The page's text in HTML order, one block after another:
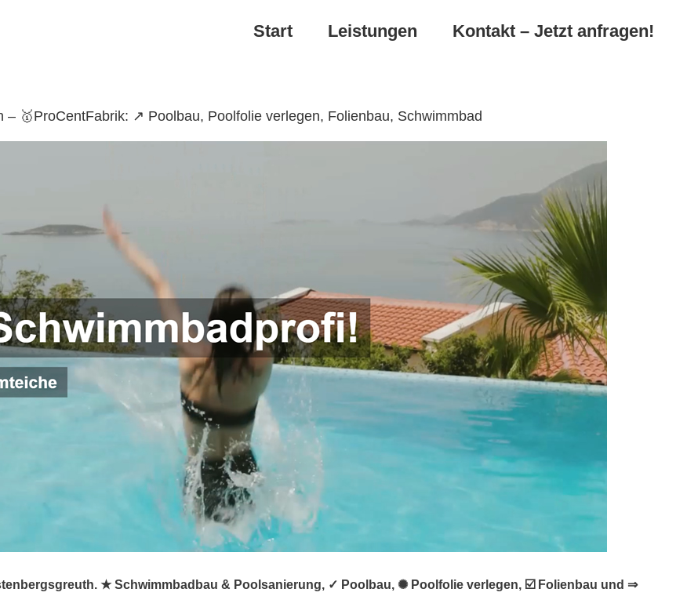
Start Leistungen Kontakt – Jetzt anfragen!
🥇ProCentFabrik: ↗️ Poolbau, Poolfolie verlegen, Folienbau, Schwimmbad
★ Schwimmbadbau & Poolsanierung, ✓ Poolbau, ✺ Poolfolie verlegen, ☑️ Folienbau und ⇒